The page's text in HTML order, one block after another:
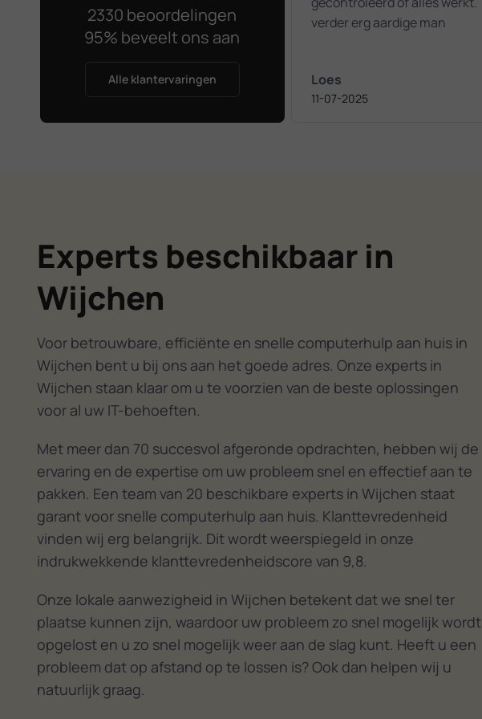
2330 beoordelingen
95% beveelt ons aan
Alle klantervaringen
verder erg aardige man
Loes
11-07-2025
Experts beschikbaar in
Wijchen
Voor betrouwbare, efficiënte en snelle computerhulp aan huis in
Wijchen bent u bij ons aan het goede adres. Onze experts in
Wijchen staan klaar om u te voorzien van de beste oplossingen
voor al uw IT-behoeften.
Met meer dan 70 succesvol afgeronde opdrachten, hebben wij de
ervaring en de expertise om uw probleem snel en effectief aan te
pakken. Een team van 20 beschikbare experts in Wijchen staat
garant voor snelle computerhulp aan huis. Klanttevredenheid
vinden wij erg belangrijk. Dit wordt weerspiegeld in onze
indrukwekkende klanttevredenheidscore van 9,8.
Onze lokale aanwezigheid in Wijchen betekent dat we snel ter
plaatse kunnen zijn, waardoor uw probleem zo snel mogelijk wordt
opgelost en u zo snel mogelijk weer aan de slag kunt. Heeft u een
probleem dat op afstand op te lossen is? Ook dan helpen wij u
natuurlijk graag.